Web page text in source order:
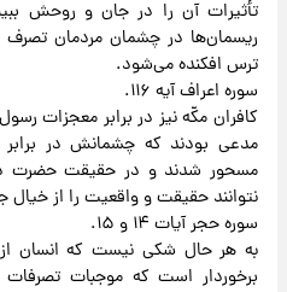
تأثیرات آن را در جان و روحش
ریسمان‌ها در چشمان مردمان
ترس افکنده می‌شود.
سوره اعراف آیه ۱۱۶.
کافران مکّه نیز در برابر معجزات
مدعی بودند که چشمانش در
مسحور شدند و در حقیقت حضرت
نتوانند حقیقت و واقعیت را از خیال
سوره حجر آیات ۱۴ و ۱۵.
به هر حال شکی نیست که انسان از
برخوردار است که موجبات تصرفات